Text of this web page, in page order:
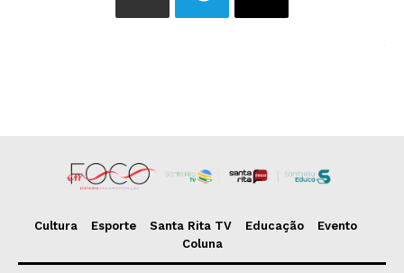
Cultura Esporte Santa Rita TV Educação
Evento
Coluna